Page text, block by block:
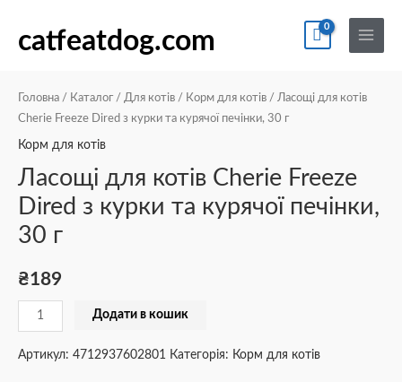
catfeatdog.com
Main
Menu
Головна / Каталог / Для котів / Корм для котів / Ласощі для котів
Cherie Freeze Dired з курки та курячої печінки, 30 г
Корм для котів
Ласощі для котів Cherie Freeze
Dired з курки та курячої печінки,
30 г
₴189
Ласощі
для
Cherie
Freeze
Dired
курки
курячої
30
кількість
Додати в кошик
Артикул: 4712937602801 Категорія: Корм для котів